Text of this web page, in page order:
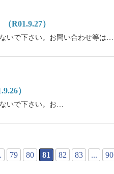
R01.9.27）
いで下さい。お問い合わせ等は…
）
ないで下さい。お…
79 80 81 82 83 ... 90